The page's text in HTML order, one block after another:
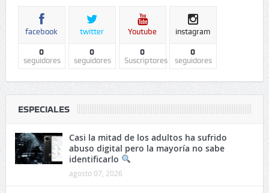
facebook
0
seguidores
twitter
0
seguidores
Youtube
0
Suscriptores
instagram
0
seguidores
ESPECIALES
Casi la mitad de los adultos ha sufrido
abuso digital pero la mayoría no sabe
identificarlo
agosto 07, 2026